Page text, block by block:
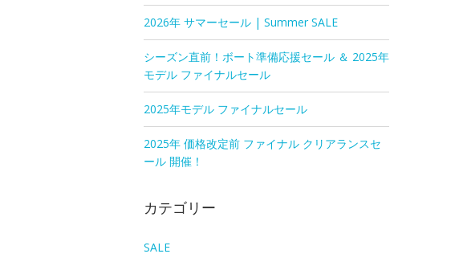
2026年 サマーセール | Summer SALE
シーズン直前！ボート準備応援セール ＆ 2025年
モデル ファイナルセール
2025年モデル ファイナルセール
2025年 価格改定前 ファイナル クリアランスセ
ール 開催！
カテゴリー
SALE